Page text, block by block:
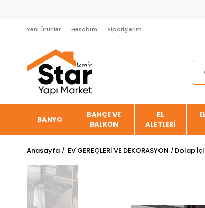
Yeni Ürünler Hesabım Siparişlerim
BANYO
BAHÇE VE
BALKON
EL
ALETLERİ
Anasayfa EV GEREÇLERİ VE DEKORASYON Dolap